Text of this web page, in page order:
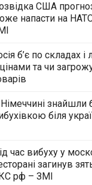
США
напасти на
б’є по складах і
та чи
знайшли
біля
час вибуху у
загинув
рф – ЗМІ